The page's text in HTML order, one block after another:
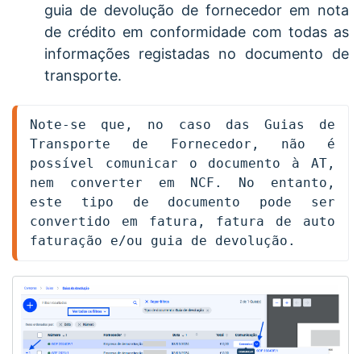
guia de devolução de fornecedor em nota
de crédito em conformidade com todas as
informações registadas no documento de
transporte.
Note-se que, no caso das Guias de
Transporte de Fornecedor, não é
possível comunicar o documento à AT,
nem converter em NCF. No entanto,
este tipo de documento pode ser
convertido em fatura, fatura de auto
faturação e/ou guia de devolução.